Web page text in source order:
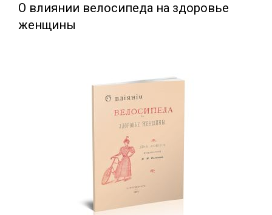
О влиянии велосипеда на здоровье
женщины